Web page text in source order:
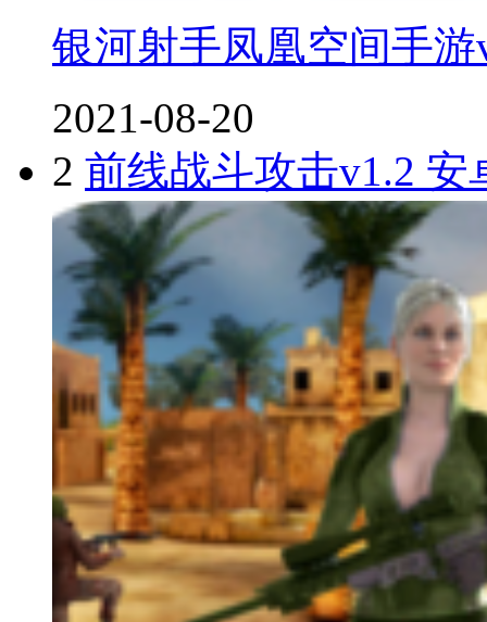
银河射手凤凰空间手游
2021-08-20
2 前线战斗攻击v1.2 安